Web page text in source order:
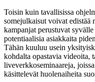
Toisin kuin tavallisissa
somejulkaisut voivat edistää
kampanjat perustuvat syvälle
potentiaalisia asiakkaita
Tähän kuuluu usein
kohdalta opastavia videoita,
liveverkkoseminaareja,
käsittelevät huolenaiheita